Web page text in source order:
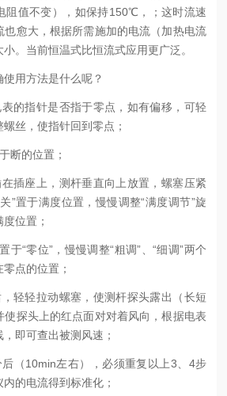
阻值不变），如保持150℃，；这时流速
也愈大，根据所需施加的电流（加热电流
。当前恒温式比恒流式应用更广泛。
用方法是什么呢？
指针是否指于零点，如有偏移，可轻
丝，使指针回到零点；
的位置；
座上，测杆垂直向上放置，螺塞压紧
”置于满度位置，慢慢调整“满度调节”旋
位置；
“零位”，慢慢调整“粗调”、“细调”两个
点的位置；
轻拉动螺塞，使测杆探头露出（长短
使探头上的红点面对对着风向，根据电表
即可查出被测风速；
10min左右），必须重复以上3、4步
的电流得到标准化；